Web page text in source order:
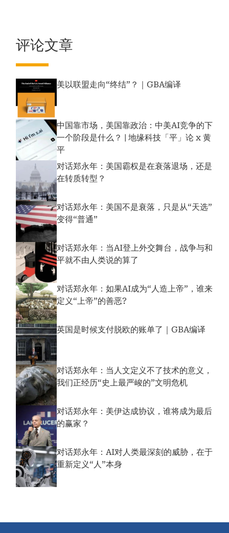
评论文章
美以联盟走向“终结”？｜GBA编译
中国靠市场，美国靠政治：中美AI竞争的下
一个阶段是什么？ | 地缘科技「平」论 x 黄
平
对话郑永年：美国霸权是在衰落退场，还是
在转质转型？
对话郑永年：美国不是衰落，只是从“天选”
变得“普通”
对话郑永年：当AI登上外交舞台，战争与和
平就不由人类说的算了
对话郑永年：如果AI成为“人造上帝”，谁来
定义“上帝”的善恶?
英国是时候支付脱欧的账单了｜GBA编译
对话郑永年：当人文定义不了技术的意义，
我们正经历“史上最严峻的”文明危机
对话郑永年：美伊达成协议，谁将成为最后
的赢家？
对话郑永年：AI对人类最深刻的威胁，在于
重新定义“人”本身